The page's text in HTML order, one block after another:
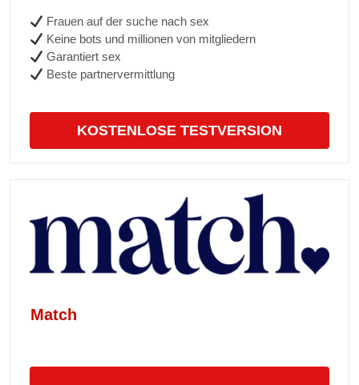
Frauen auf der suche nach sex
Keine bots und millionen von mitgliedern
Garantiert sex
Beste partnervermittlung
KOSTENLOSE TESTVERSION
Match